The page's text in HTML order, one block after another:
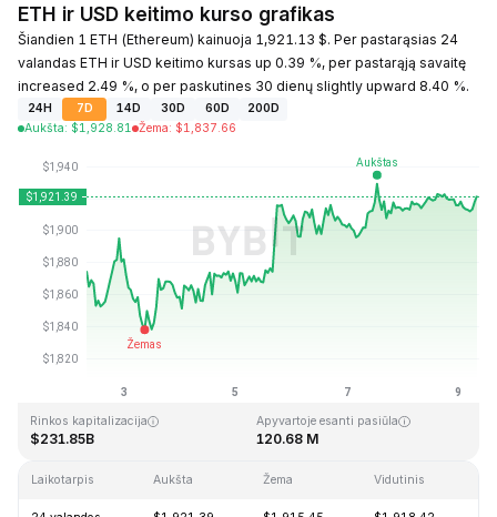
ETH ir USD keitimo kurso grafikas
Šiandien 1 ETH (Ethereum) kainuoja 1,921.13 $. Per pastarąsias 24
valandas ETH ir USD keitimo kursas up 0.39 %, per pastarąją savaitę
increased 2.49 %, o per paskutines 30 dienų slightly upward 8.40 %.
24H 7D 14D 30D 60D
200D
Aukšta: $1,928.81 Žema: $1,837.66
Paskutinį kartą atnaujinta: 2026-08-09, 08:14 GMT+0
Rinkos kapitalizacija
$231.85B
Apyvartoje esanti pasiūla
120.68 M
Laikotarpis Aukšta Žema Vidutinis